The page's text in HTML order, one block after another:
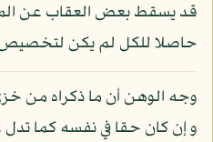
قد يسقط بعض العقاب عن
حاصلا للكل لم يكن لتخصيص
وجه الوهن أن ما ذكراه من
و إن كان حقا في نفسه كما تدل